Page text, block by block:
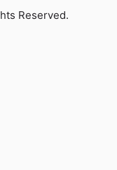
Reserved.